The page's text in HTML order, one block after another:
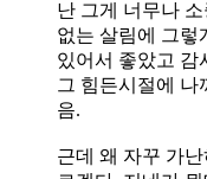
난 그게 너무나
없는 살림에 그렇
있어서 좋았고 감
그 힘든시절에 나
음.
근데 왜 자꾸 가